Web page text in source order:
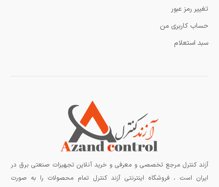
تغییر رمز عبور
حساب کاربری من
سبد استعلام
آزند کنترل مرجع تخصصی و معرفی و خرید آنلاین تجهیزات صنعتی برق در
ایران است ، فروشگاه اینترنتی آزند کنترل تمام محصولات را به صورت